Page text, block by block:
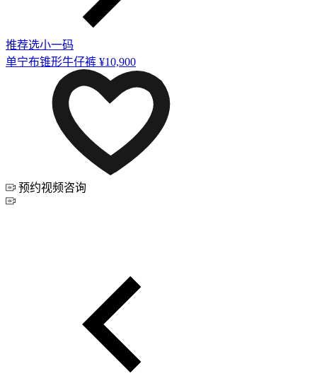
推荐选小一码
单宁布锥形牛仔裤 ¥10,900
预约视频咨询